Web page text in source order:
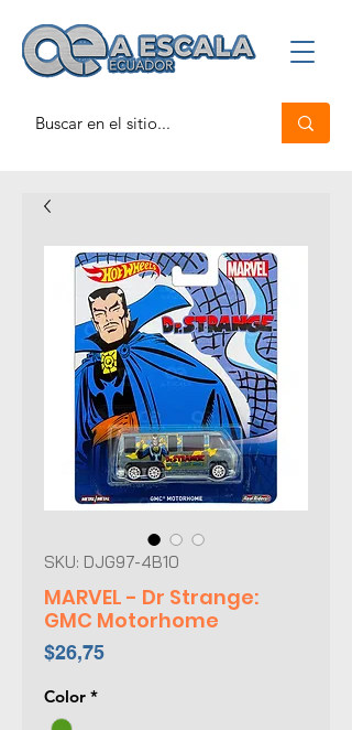
SKU: DJG97-4B10
MARVEL - Dr Strange:
GMC Motorhome
$26,75Precio
Color *